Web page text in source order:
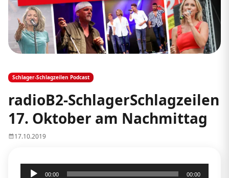
Schlager-Schlagzeilen Podcast
radioB2-SchlagerSchlagzeilen
17. Oktober am Nachmittag
17.10.2019
Audio-
00:00 00:00